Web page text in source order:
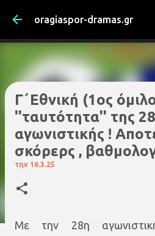
Μετάβαση στο κύριο
oragiaspor-dramas.gr
Γ΄Εθνική (1ος
''ταυτότητα'' της
αγωνιστικής !
σκόρερς ,
την 16.3.25
Με την 28η